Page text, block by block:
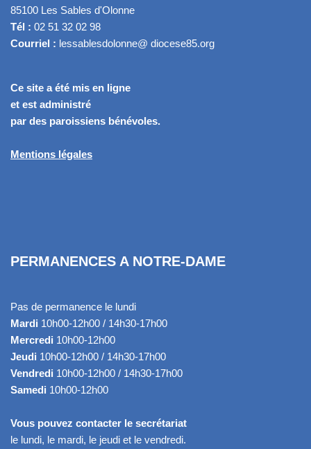
85100 Les Sables d'Olonne
Tél : 02 51 32 02 98
Courriel : lessablesdolonne@ diocese85.org
Ce site a été mis en ligne
et est administré
par des paroissiens bénévoles.
Mentions légales
PERMANENCES A NOTRE-DAME
Pas de permanence le lundi
Mardi 10h00-12h00 / 14h30-17h00
Mercredi 10h00-12h00
Jeudi 10h00-12h00 / 14h30-17h00
Vendredi 10h00-12h00 / 14h30-17h00
Samedi 10h00-12h00
Vous pouvez contacter le secrétariat
le lundi, le mardi, le jeudi et le vendredi.